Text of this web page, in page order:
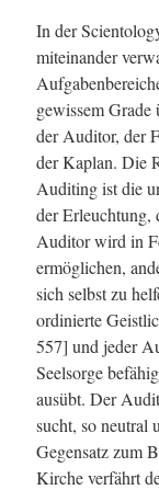
In der
miteinander
gewissem Grade
der Auditor, der
der Kaplan. Die
Auditing ist die
der
Auditor wird in
ermöglichen,
sich selbst zu
ordinierte
557] und jeder
Seelsorge
ausübt. Der
sucht, so neutral
Gegensatz zum
Kirche verfährt